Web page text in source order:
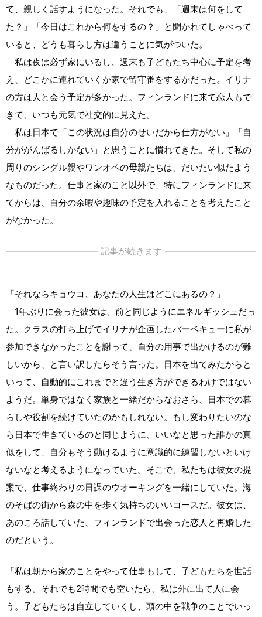
て、親しく話すようになった。それでも、「週末は何をして
た？」「今日はこれから何をするの？」と聞かれてしゃべって
いると、どうも暮らし方は違うことに気がついた。
私は夜は必ず家にいるし、週末も子どもたち中心に予定を考
え、どこかに連れていくか家で留守番をするかだった。イリナ
の方は人と会う予定が多かった。フィンランドに来て恋人もで
きて、いつも元気で社交的に見えた。
私は日本で「この状況は自分のせいだから仕方がない」「自
分ががんばるしかない」と思うことに慣れてきた。そして私の
周りのシングル親やワンオペの母親たちは、だいたい似たよう
なものだった。仕事と家のこと以外で、特にフィンランドに来
てからは、自分の余暇や趣味の予定を入れることを考えたこと
がなかった。
記事が続きます
「それならキョウコ、あなたの人生はどこにあるの？」
1年ぶりに会った彼女は、前と同じようにエネルギッシュだっ
た。クラスの打ち上げでイリナが企画したバーベキューに私が
参加できなかったことを謝って、自分の用事で出かけるのが難
しいから、と言い訳したらそう言った。日本を出てみたからと
いって、自動的にこれまでと違う生き方ができるわけではない
ようだ。単身ではなく家族と一緒だからなおさら、日本での暮
らしや役割を続けていたのかもしれない。もし変わりたいのな
ら日本で生きているのと同じように、いいなと思った誰かの真
似をして、自分もそう動けるように意識的に練習しないといけ
ないなと考えるようになっていた。そこで、私たちは彼女の提
案で、仕事終わりの日課のウオーキングを一緒にしていた。海
のそばの街から森の中を歩く気持ちのいいコースだ。彼女は、
あのころ話していた、フィンランドで出会った恋人と再婚した
のだという。
「私は朝から家のことをやって仕事もして、子どもたちを世話
もする。それでも2時間でも空いたら、私は外に出て人に会
う。子どもたちは自立していくし、頭の中を戦争のことでいっ